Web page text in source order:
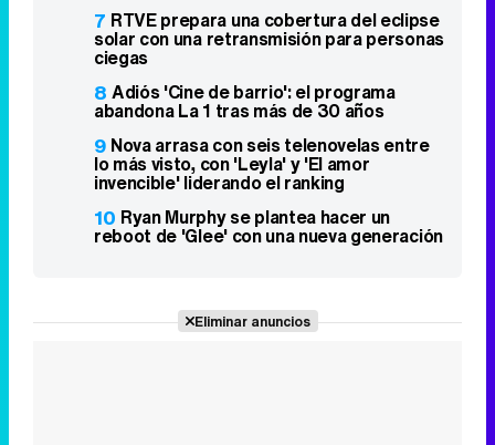
7 RTVE prepara una cobertura del eclipse
solar con una retransmisión para personas
ciegas
8 Adiós 'Cine de barrio': el programa
abandona La 1 tras más de 30 años
9 Nova arrasa con seis telenovelas entre
lo más visto, con 'Leyla' y 'El amor
invencible' liderando el ranking
10 Ryan Murphy se plantea hacer un
reboot de 'Glee' con una nueva generación
Eliminar anuncios